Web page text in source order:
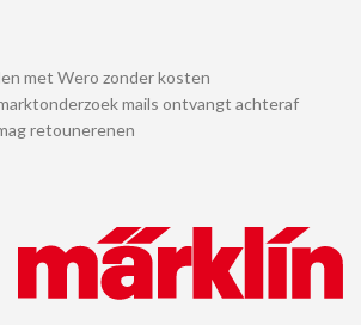
met Wero zonder kosten
mails ontvangt achteraf
retounerenen